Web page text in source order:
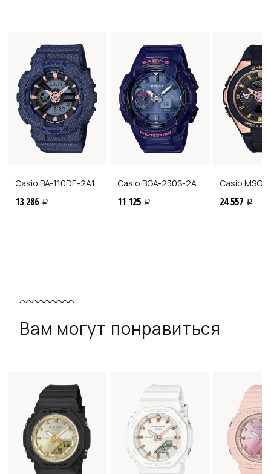
Casio BA-110DE-2A1
13 286 i
Casio BGA-230S-2A
11 125 i
Casio MSG-
24 557 i
Вам могут понравиться